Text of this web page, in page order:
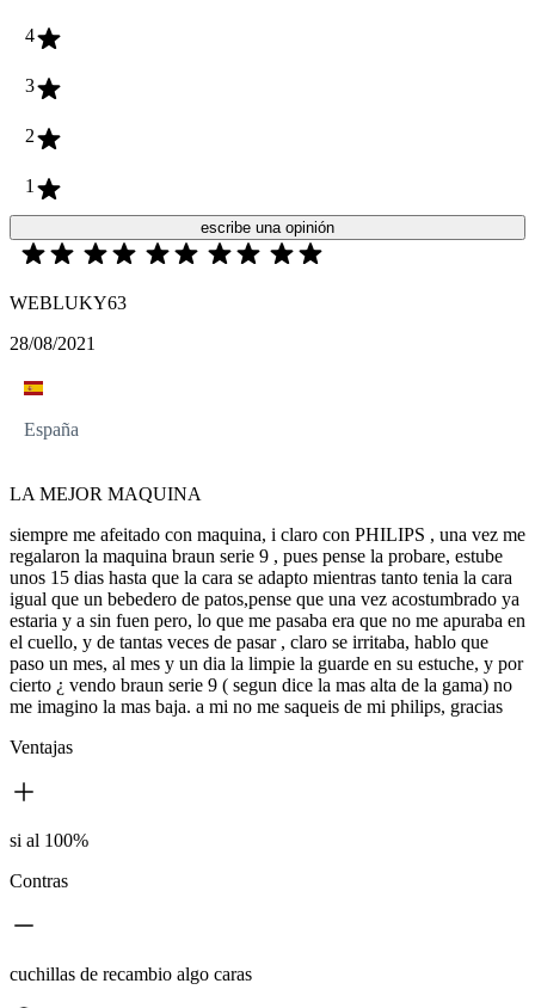
4
3
2
1
escribe una opinión
WEBLUKY63
28/08/2021
España
LA MEJOR MAQUINA
siempre me afeitado con maquina, i claro con PHILIPS , una vez me
regalaron la maquina braun serie 9 , pues pense la probare, estube
unos 15 dias hasta que la cara se adapto mientras tanto tenia la cara
igual que un bebedero de patos,pense que una vez acostumbrado ya
estaria y a sin fuen pero, lo que me pasaba era que no me apuraba en
el cuello, y de tantas veces de pasar , claro se irritaba, hablo que
paso un mes, al mes y un dia la limpie la guarde en su estuche, y por
cierto ¿ vendo braun serie 9 ( segun dice la mas alta de la gama) no
me imagino la mas baja. a mi no me saqueis de mi philips, gracias
Ventajas
si al 100%
Contras
cuchillas de recambio algo caras